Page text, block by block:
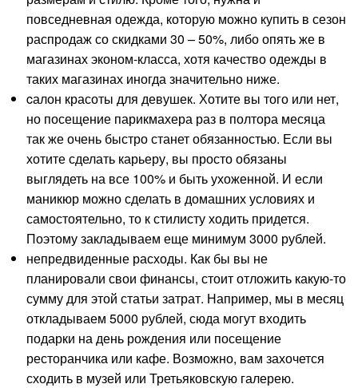
повседневная одежда, которую можно купить в сезон
распродаж со скидками 30 – 50%, либо опять же в
магазинах эконом-класса, хотя качество одежды в
таких магазинах иногда значительно ниже.
cалон красоты для девушек. Хотите вы того или нет,
но посещение парикмахера раз в полтора месяца
так же очень быстро станет обязанностью. Если вы
хотите сделать карьеру, вы просто обязаны
выглядеть на все 100% и быть ухоженной. И если
маникюр можно сделать в домашних условиях и
самостоятельно, то к стилисту ходить придется.
Поэтому закладываем еще минимум 3000 рублей.
непредвиденные расходы. Как бы вы не
планировали свои финансы, стоит отложить какую-то
сумму для этой статьи затрат. Например, мы в месяц
откладываем 5000 рублей, сюда могут входить
подарки на день рождения или посещение
ресторанчика или кафе. Возможно, вам захочется
сходить в музей или Третьяковскую галерею.